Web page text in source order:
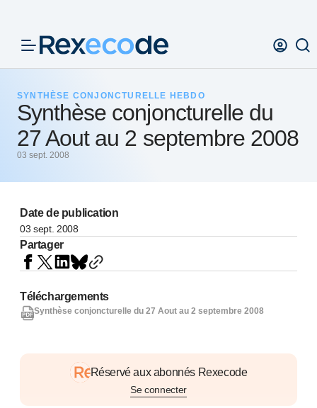
SYNTHÈSE CONJONCTURELLE HEBDO
Synthèse conjoncturelle du
27 Aout au 2 septembre 2008
03 sept. 2008
Date de publication
03 sept. 2008
Partager
Réservé aux abonnés Rexecode
Se connecter
Téléchargements
Synthèse conjoncturelle du 27 Aout au 2 septembre 2008